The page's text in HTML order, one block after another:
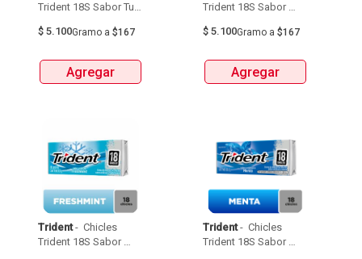
Trident 18S Sabor Tutti
$ 5.100Gramo a $167
Agregar
Trident 18S Sabor
$ 5.100Gramo a $167
Agregar
Trident - Chicles
Trident 18S Sabor
Trident - Chicles
Trident 18S Sabor